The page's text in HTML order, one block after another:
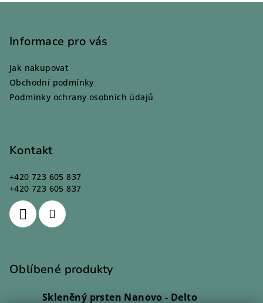
Informace pro vás
Jak nakupovat
Obchodní podmínky
Podmínky ochrany osobních údajů
Kontakt
+420 723 605 837
+420 723 605 837
Oblíbené produkty
Skleněný prsten Nanovo - Delto